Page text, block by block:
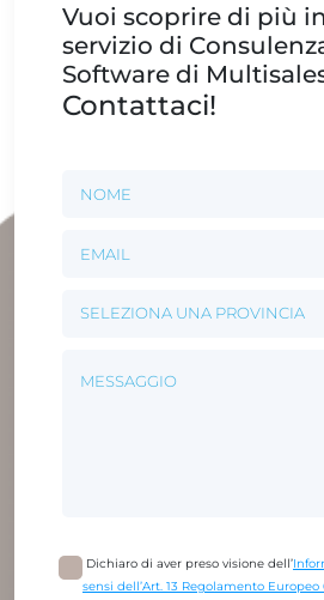
Vuoi scoprire di più
servizio di
Software di
Contattaci!
Dichiaro di aver preso visione dell’
sensi dell’Art. 13 Regolamento Europeo